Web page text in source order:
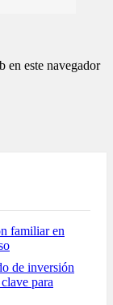
en este navegador
familiar en
de inversión
para